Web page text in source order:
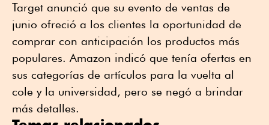
Target anunció que su evento de ventas de
junio ofreció a los clientes la oportunidad de
comprar con anticipación los productos más
populares. Amazon indicó que tenía ofertas en
sus categorías de artículos para la vuelta al
cole y la universidad, pero se negó a brindar
más detalles.